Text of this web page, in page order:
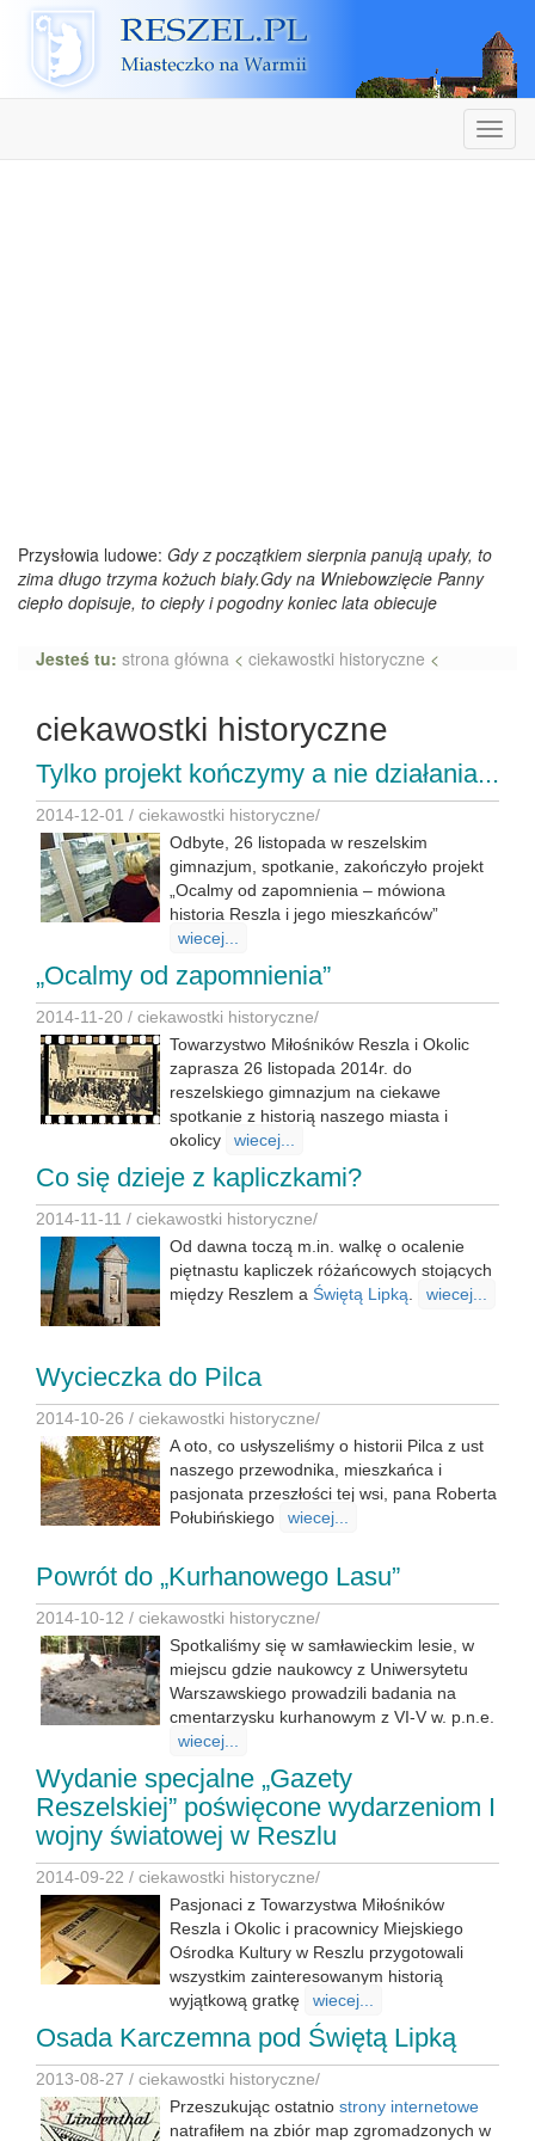
Reszel
Przysłowia ludowe: Gdy z początkiem sierpnia panują upały, to
zima długo trzyma kożuch biały.Gdy na Wniebowzięcie Panny
ciepło dopisuje, to ciepły i pogodny koniec lata obiecuje
Jesteś tu: strona główna < ciekawostki historyczne <
ciekawostki historyczne
Tylko projekt kończymy a nie działania...
2014-12-01 / ciekawostki historyczne/
Odbyte, 26 listopada w reszelskim
gimnazjum, spotkanie, zakończyło projekt
„Ocalmy od zapomnienia – mówiona
historia Reszla i jego mieszkańców”
wiecej...
„Ocalmy od zapomnienia”
2014-11-20 / ciekawostki historyczne/
Towarzystwo Miłośników Reszla i Okolic
zaprasza 26 listopada 2014r. do
reszelskiego gimnazjum na ciekawe
spotkanie z historią naszego miasta i
okolicy
wiecej...
Co się dzieje z kapliczkami?
2014-11-11 / ciekawostki historyczne/
Od dawna toczą m.in. walkę o ocalenie
piętnastu kapliczek różańcowych stojących
między Reszlem a Świętą Lipką wiecej...
Wycieczka do Pilca
2014-10-26 / ciekawostki historyczne/
A oto, co usłyszeliśmy o historii Pilca z ust
naszego przewodnika, mieszkańca i
pasjonata przeszłości tej wsi, pana Roberta
Połubińskiego
wiecej...
Powrót do „Kurhanowego Lasu”
2014-10-12 / ciekawostki historyczne/
Spotkaliśmy się w samławieckim lesie, w
miejscu gdzie naukowcy z Uniwersytetu
Warszawskiego prowadzili badania na
cmentarzysku kurhanowym z VI-V w. p.n.e.
wiecej...
Wydanie specjalne „Gazety
Reszelskiej” poświęcone wydarzeniom I
wojny światowej w Reszlu
2014-09-22 / ciekawostki historyczne/
Pasjonaci z Towarzystwa Miłośników
Reszla i Okolic i pracownicy Miejskiego
Ośrodka Kultury w Reszlu przygotowali
wszystkim zainteresowanym historią
wyjątkową gratkę
wiecej...
Osada Karczemna pod Świętą Lipką
2013-08-27 / ciekawostki historyczne/
Przeszukując ostatnio strony internetowe
natrafiłem na zbiór map zgromadzonych w